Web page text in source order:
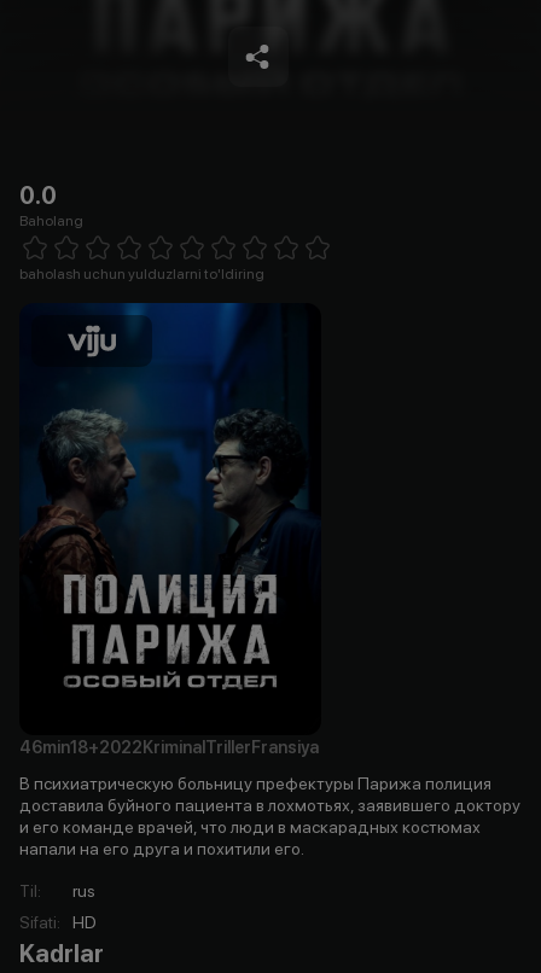
0.0
Baholang
1 Star 2 Stars 3 Stars 4 Stars5 Stars 6 Stars7 Stars8 Stars
baholash uchun yulduzlarni to'ldiring
46min18+2022 Kriminal Triller Fransiya
В психиатрическую больницу префектуры Парижа полиция
доставила буйного пациента в лохмотьях, заявившего доктору
и его команде врачей, что люди в маскарадных костюмах
напали на его друга и похитили его.
Til:
rus
Sifati: HD
Kadrlar